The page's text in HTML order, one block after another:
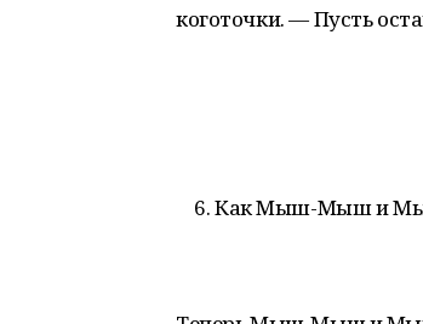
коготочки. — Пусть
Как Мыш-Мыш и